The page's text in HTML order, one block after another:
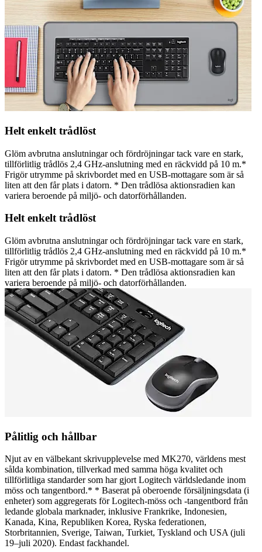
Helt enkelt trådlöst
Glöm avbrutna anslutningar och fördröjningar tack vare en stark,
tillförlitlig trådlös 2,4 GHz-anslutning med en räckvidd på 10 m.*
Frigör utrymme på skrivbordet med en USB-mottagare som är så
liten att den får plats i datorn. * Den trådlösa aktionsradien kan
variera beroende på miljö- och datorförhållanden.
Helt enkelt trådlöst
Glöm avbrutna anslutningar och fördröjningar tack vare en stark,
tillförlitlig trådlös 2,4 GHz-anslutning med en räckvidd på 10 m.*
Frigör utrymme på skrivbordet med en USB-mottagare som är så
liten att den får plats i datorn. * Den trådlösa aktionsradien kan
variera beroende på miljö- och datorförhållanden.
Pålitlig och hållbar
Njut av en välbekant skrivupplevelse med MK270, världens mest
sålda kombination, tillverkad med samma höga kvalitet och
tillförlitliga standarder som har gjort Logitech världsledande inom
möss och tangentbord.* * Baserat på oberoende försäljningsdata (i
enheter) som aggregerats för Logitech-möss och -tangentbord från
ledande globala marknader, inklusive Frankrike, Indonesien,
Kanada, Kina, Republiken Korea, Ryska federationen,
Storbritannien, Sverige, Taiwan, Turkiet, Tyskland och USA (juli
19–juli 2020). Endast fackhandel.